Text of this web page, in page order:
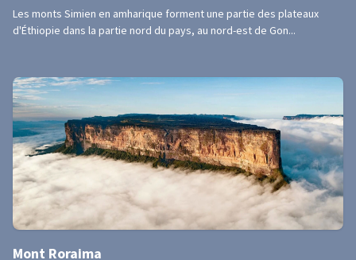
Les monts Simien en amharique forment une partie des plateaux
d'Éthiopie dans la partie nord du pays, au nord-est de Gon...
Mont Roraima